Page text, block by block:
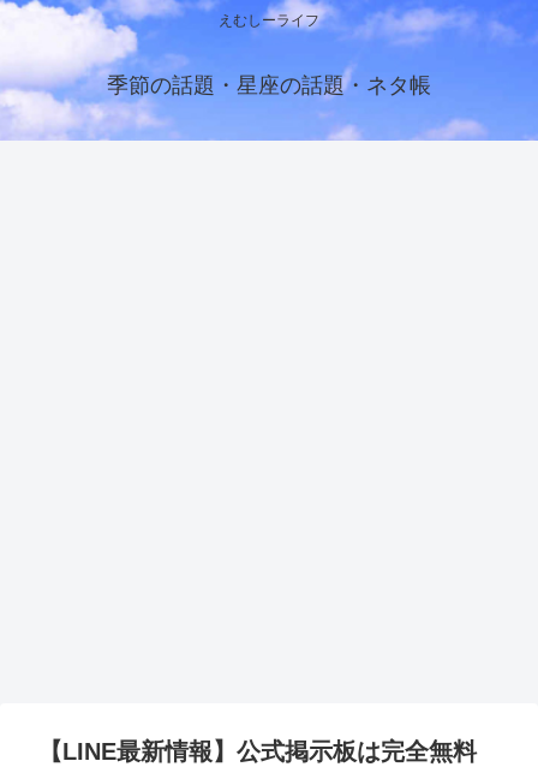
えむしーライフ
季節の話題・星座の話題・ネタ帳
【LINE最新情報】公式掲示板は完全無料